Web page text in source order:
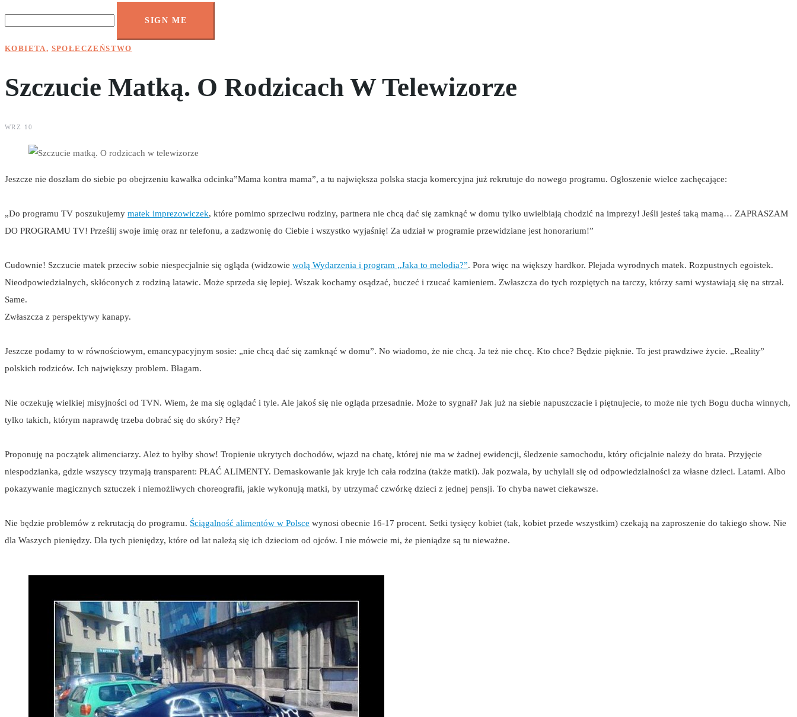
SIGN ME
KOBIETA, SPOŁECZEŃSTWO
Szczucie Matką. O Rodzicach W Telewizorze
WRZ 10
Jeszcze nie doszłam do siebie po obejrzeniu kawałka odcinka”Mama kontra mama”, a tu największa polska stacja komercyjna już rekrutuje do nowego programu. Ogłoszenie wielce zachęcające:
„Do programu TV poszukujemy matek imprezowiczek, które pomimo sprzeciwu rodziny, partnera nie chcą dać się zamknąć w domu tylko uwielbiają chodzić na imprezy! Jeśli jesteś taką mamą… ZAPRASZAM
DO PROGRAMU TV! Prześlij swoje imię oraz nr telefonu, a zadzwonię do Ciebie i wszystko wyjaśnię! Za udział w programie przewidziane jest honorarium!”
Cudownie! Szczucie matek przeciw sobie niespecjalnie się ogląda (widzowie wolą Wydarzenia i program „Jaka to melodia?”. Pora więc na większy hardkor. Plejada wyrodnych matek. Rozpustnych egoistek.
Nieodpowiedzialnych, skłóconych z rodziną latawic. Może sprzeda się lepiej. Wszak kochamy osądzać, buczeć i rzucać kamieniem. Zwłaszcza do tych rozpiętych na tarczy, którzy sami wystawiają się na strzał.
Same.
Zwłaszcza z perspektywy kanapy.
Jeszcze podamy to w równościowym, emancypacyjnym sosie: „nie chcą dać się zamknąć w domu”. No wiadomo, że nie chcą. Ja też nie chcę. Kto chce? Będzie pięknie. To jest prawdziwe życie. „Reality”
polskich rodziców. Ich największy problem. Błagam.
Nie oczekuję wielkiej misyjności od TVN. Wiem, że ma się oglądać i tyle. Ale jakoś się nie ogląda przesadnie. Może to sygnał? Jak już na siebie napuszczacie i piętnujecie, to może nie tych Bogu ducha winnych,
tylko takich, którym naprawdę trzeba dobrać się do skóry? Hę?
Proponuję na początek alimenciarzy. Ależ to byłby show! Tropienie ukrytych dochodów, wjazd na chatę, której nie ma w żadnej ewidencji, śledzenie samochodu, który oficjalnie należy do brata. Przyjęcie
niespodzianka, gdzie wszyscy trzymają transparent: PŁAĆ ALIMENTY. Demaskowanie jak kryje ich cała rodzina (także matki). Jak pozwala, by uchylali się od odpowiedzialności za własne dzieci. Latami. Albo
pokazywanie magicznych sztuczek i niemożliwych choreografii, jakie wykonują matki, by utrzymać czwórkę dzieci z jednej pensji. To chyba nawet ciekawsze.
Nie będzie problemów z rekrutacją do programu. Ściągalność alimentów w Polsce wynosi obecnie 16-17 procent. Setki tysięcy kobiet (tak, kobiet przede wszystkim) czekają na zaproszenie do takiego show. Nie
dla Waszych pieniędzy. Dla tych pieniędzy, które od lat należą się ich dzieciom od ojców. I nie mówcie mi, że pieniądze są tu nieważne.